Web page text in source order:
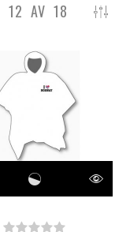
12 AV 18